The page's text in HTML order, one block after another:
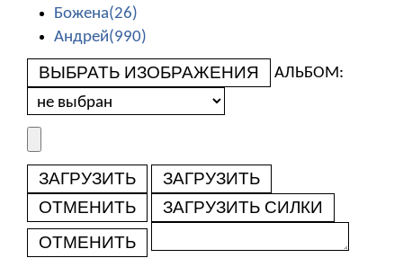
Божена(26)
Андрей(990)
ВЫБРАТЬ ИЗОБРАЖЕНИЯ АЛЬБОМ:
ЗАГРУЗИТЬ
ЗАГРУЗИТЬ
ОТМЕНИТЬ
ЗАГРУЗИТЬ СИЛКИ
ОТМЕНИТЬ